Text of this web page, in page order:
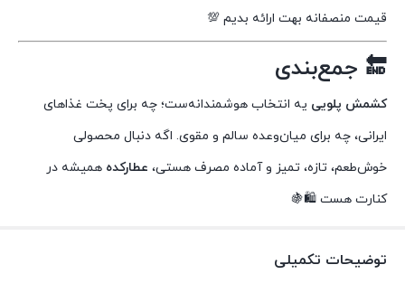
قیمت منصفانه بهت ارائه بدیم 💯
🔚 جمع‌بندی
کشمش پلویی یه انتخاب هوشمندانه‌ست؛ چه برای پخت غذاهای
ایرانی، چه برای میان‌وعده سالم و مقوی. اگه دنبال محصولی
خوش‌طعم، تازه، تمیز و آماده مصرف هستی، عطارکده همیشه در
کنارت هست 🛍️🍇
توضیحات تکمیلی